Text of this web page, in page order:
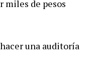
miles de pesos
una auditoría